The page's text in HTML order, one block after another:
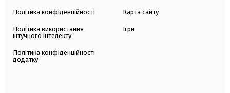
Політика конфіденційності
Політика використання
штучного інтелекту
Політика конфіденційності
додатку
Карта сайту
Ігри